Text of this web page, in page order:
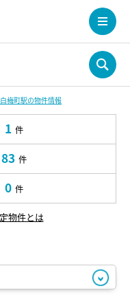
梅町駅の物件情報
1 件
83 件
0 件
物件とは